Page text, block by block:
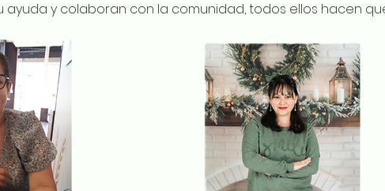
ayuda y colaboran con la comunidad, todos ellos hacen